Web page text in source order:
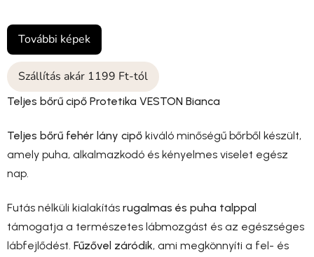
Szállítás akár 1199 Ft-tól
Teljes bőrű cipő Protetika VESTON Bianca
Teljes bőrű fehér lány cipő kiváló minőségű bőrből készült,
amely puha, alkalmazkodó és kényelmes viselet egész
nap.
Futás nélküli kialakítás rugalmas és puha talppal
támogatja a természetes lábmozgást és az egészséges
lábfejlődést. Fűzővel záródik, ami megkönnyíti a fel- és
További képek